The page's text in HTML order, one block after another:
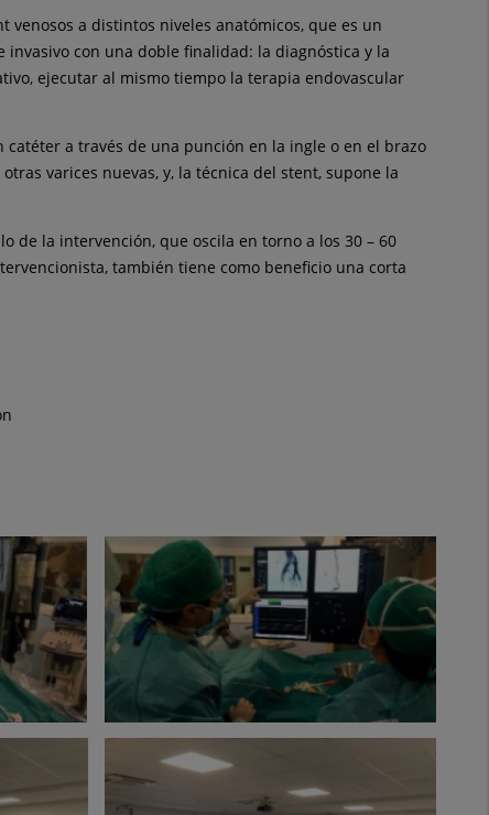
a distintos niveles anatómicos, que es un
con una doble finalidad: la diagnóstica y la
ejecutar al mismo tiempo la terapia endovascular
a través de una punción en la ingle o en el brazo
varices nuevas, y, la técnica del stent, supone la
de la intervención, que oscila en torno a los 30 – 60
también tiene como beneficio una corta